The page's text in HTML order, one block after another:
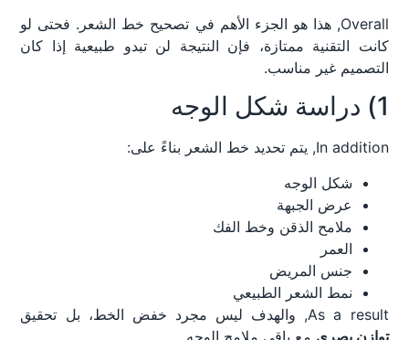
Overall, هذا هو الجزء الأهم في تصحيح خط الشعر. فحتى لو
كانت التقنية ممتازة، فإن النتيجة لن تبدو طبيعية إذا كان
التصميم غير مناسب.
1) دراسة شكل الوجه
In addition, يتم تحديد خط الشعر بناءً على:
شكل الوجه
عرض الجبهة
ملامح الذقن وخط الفك
العمر
جنس المريض
نمط الشعر الطبيعي
As a result, والهدف ليس مجرد خفض الخط، بل تحقيق
توازن بصري مع باقي ملامح الوجه.